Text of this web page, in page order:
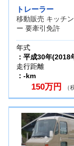
トレーラー
移動販売 キッチ
ー 要牽引免許
年式
：平成30年(2018
走行距離
：-km
150万円 （